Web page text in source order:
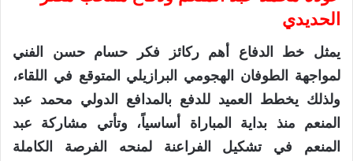
الحديدي
يمثل خط الدفاع أهم ركائز فكر حسام حسن الفني
لمواجهة الطوفان الهجومي البرازيلي المتوقع في اللقاء،
ولذلك يخطط العميد للدفع بالمدافع الدولي محمد عبد
المنعم منذ بداية المباراة أساسياً، وتأتي مشاركة عبد
المنعم في تشكيل الفراعنة لمنحه الفرصة الكاملة